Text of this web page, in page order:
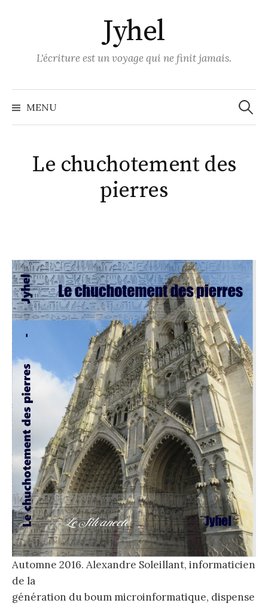
Jyhel
L'écriture est un voyage qui ne finit jamais.
MENU
Le chuchotement des
pierres
Automne 2016. Alexandre Soleillant, informaticien
de la
génération du boum microinformatique, dispense